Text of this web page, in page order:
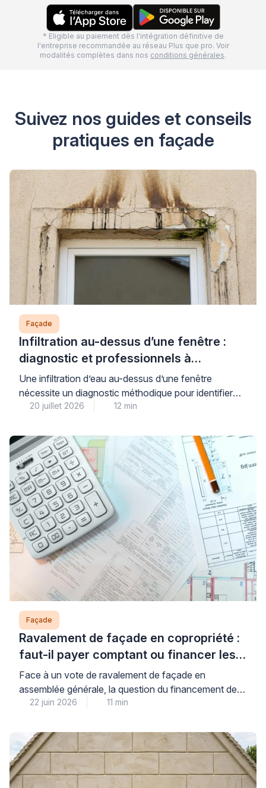
* Eligible au paiement dès l'intégration définitive de
l'entreprise recommandée au réseau Plus que pro. Voir
modalités complètes dans nos conditions générales.
Suivez nos guides et conseils
pratiques en façade
Façade
Infiltration au-dessus d’une fenêtre :
diagnostic et professionnels à
contacter
Une infiltration d’eau au-dessus d’une fenêtre
nécessite un diagnostic méthodique pour identifier
précisément son origine et contacter le bon
selon la cause détectée. Face aux premiers signes
d’humidité, la rapidité d’intervention permet d’éviter
l’aggravation des dégâts structurels et préserve votre
tranquillité à long terme. Ce guide vous accompagne
dans […]
20 juillet 2026 12 min
Façade
Ravalement de façade en copropriété :
faut-il payer comptant ou financer les
travaux ?
Face à un vote de ravalement de façade en
assemblée générale, la question du financement de
votre quote-part mérite une analyse précise : le choix
directement de votre situation de trésorerie, du
montant des aides mobilisables et du coût réel du
crédit proposé. Cette décision financière engage
parfois plusieurs […]
22 juin 2026 11 min